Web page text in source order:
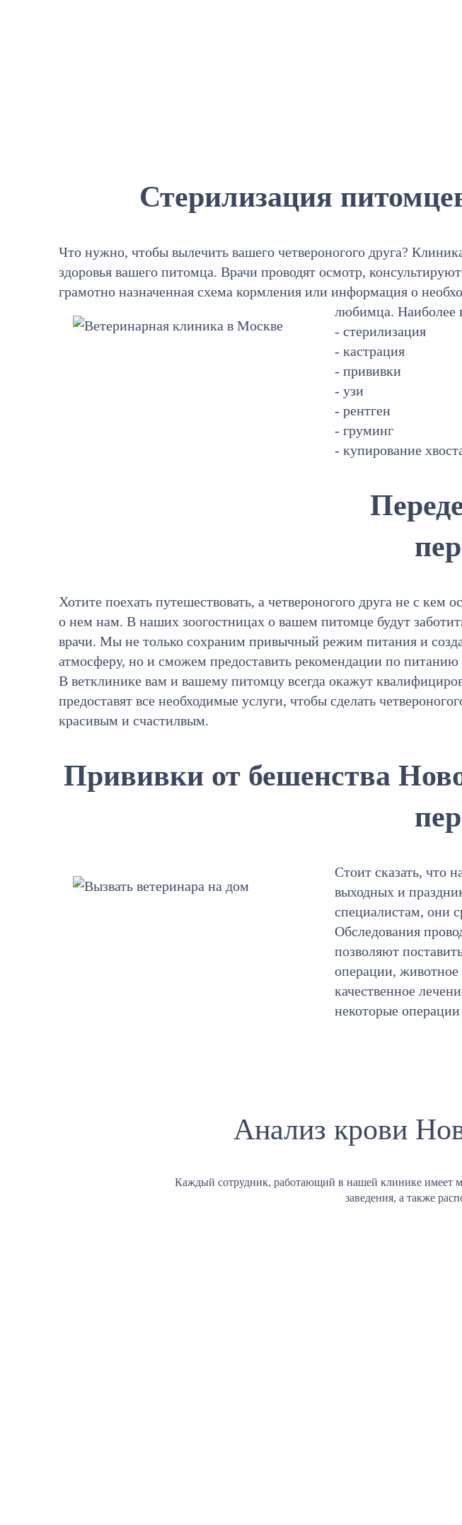
Стерилизация
Что нужно, чтобы вылечить вашего четвероногого друга?
здоровья вашего питомца. Врачи проводят осмотр,
грамотно назначенная схема кормления или информация о
любимца. Наиболее
- стерилизация
- кастрация
- прививки
- узи
- рентген
- груминг
- купирование
Хотите поехать путешествовать, а четвероногого друга не с кем
о нем нам. В наших зоогостницах о вашем питомце будут
врачи. Мы не только сохраним привычный режим питания и
атмосферу, но и сможем предоставить рекомендации по
В ветклинике вам и вашему питомцу всегда окажут
предоставят все необходимые услуги, чтобы сделать
красивым и счастилвым.
Прививки от бешенства
Стоит сказать, что
выходных и
специалистам, они
Обследования
позволяют
операции, животное
качественное
некоторые
Анализ крови
Каждый сотрудник, работающий в нашей клинике имеет
заведения, а также